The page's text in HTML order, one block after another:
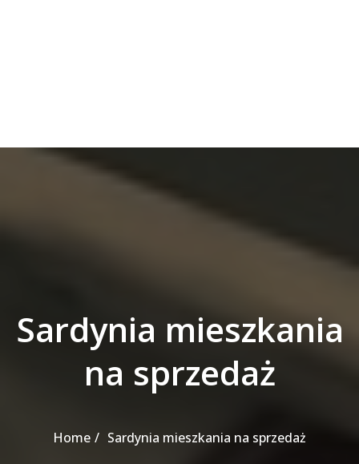
Sardynia mieszkania
na sprzedaż
Home Sardynia mieszkania na sprzedaż